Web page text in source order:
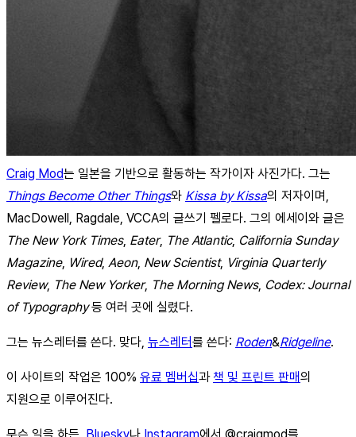
Craig Mod는 일본을 기반으로 활동하는 작가이자 사진가다. 그는
Things Become Other Things와 Kissa by Kissa의 저자이며,
MacDowell, Ragdale, VCCA의 글쓰기 펠로다. 그의 에세이와 글은
The New York Times, Eater, The Atlantic, California Sunday
Magazine, Wired, Aeon, New Scientist, Virginia Quarterly
Review, The New Yorker, The Morning News, Codex: Journal
of Typography등 여러 곳에 실렸다.
그는 뉴스레터를 쓴다. 맞다, 뉴스레터를 쓴다: Roden&Ridgeline.
이 사이트의 작업은 100% 유료 멤버십과책 및 프린트 판매의
지원으로 이루어진다.